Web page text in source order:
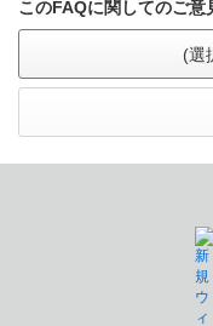
このFAQに関してのご意
(選